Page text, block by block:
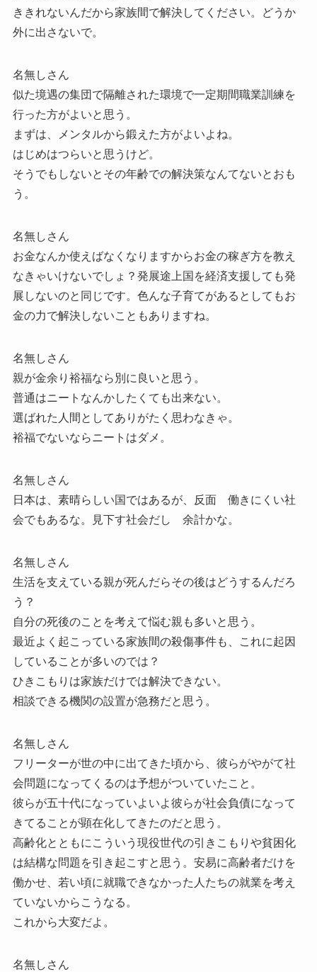
ききれないんだから家族間で解決してください。どうか
外に出さないで。
名無しさん
似た境遇の集団で隔離された環境で一定期間職業訓練を
行った方がよいと思う。
まずは、メンタルから鍛えた方がよいよね。
はじめはつらいと思うけど。
そうでもしないとその年齢での解決策なんてないとおも
う。
名無しさん
お金なんか使えばなくなりますからお金の稼ぎ方を教え
なきゃいけないでしょ？発展途上国を経済支援しても発
展しないのと同じです。色んな子育てがあるとしてもお
金の力で解決しないこともありますね。
名無しさん
親が金余り裕福なら別に良いと思う。
普通はニートなんかしたくても出来ない。
選ばれた人間としてありがたく思わなきゃ。
裕福でないならニートはダメ。
名無しさん
日本は、素晴らしい国ではあるが、反面 働きにくい社
会でもあるな。見下す社会だし 余計かな。
名無しさん
生活を支えている親が死んだらその後はどうするんだろ
う？
自分の死後のことを考えて悩む親も多いと思う。
最近よく起こっている家族間の殺傷事件も、これに起因
していることが多いのでは？
ひきこもりは家族だけでは解決できない。
相談できる機関の設置が急務だと思う。
名無しさん
フリーターが世の中に出てきた頃から、彼らがやがて社
会問題になってくるのは予想がついていたこと。
彼らが五十代になっていよいよ彼らが社会負債になって
きてることが顕在化してきたのだと思う。
高齢化とともにこういう現役世代の引きこもりや貧困化
は結構な問題を引き起こすと思う。安易に高齢者だけを
働かせ、若い頃に就職できなかった人たちの就業を考え
ていないからこうなる。
これから大変だよ。
名無しさん